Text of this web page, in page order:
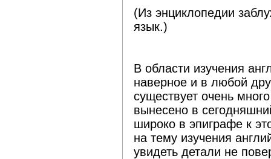
(Из энциклопедии
язык.)
В области изучения
наверное и в любой
существует очень
вынесено в
широко в эпиграфе к
на тему изучения
увидеть детали не